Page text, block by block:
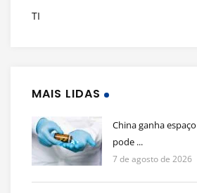
TI
MAIS LIDAS
China ganha
pode ...
7 de agosto de 2026